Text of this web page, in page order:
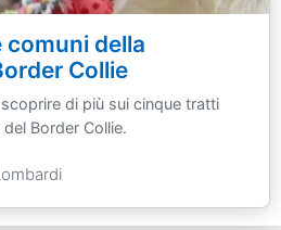
della
Collie
di più sui cinque tratti
Border Collie.